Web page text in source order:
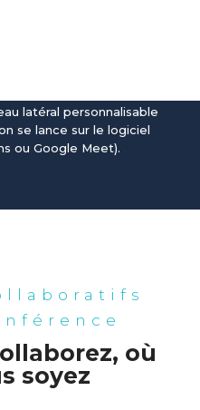
latéral personnalisable
se lance sur le logiciel
ou Google Meet).
où
soyez